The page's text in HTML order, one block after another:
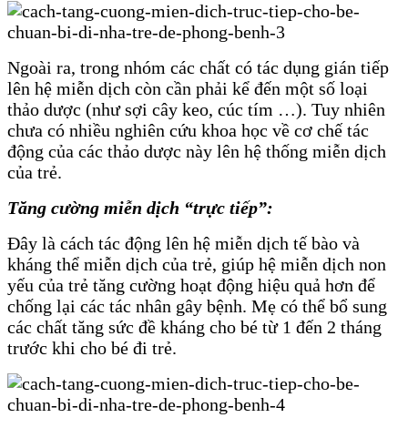
Ngoài ra, trong nhóm các chất có tác dụng gián tiếp
lên hệ miễn dịch còn cần phải kể đến một số loại
thảo dược (như sợi cây keo, cúc tím …). Tuy nhiên
chưa có nhiều nghiên cứu khoa học về cơ chế tác
động của các thảo dược này lên hệ thống miễn dịch
của trẻ.
Tăng cường miễn dịch “trực tiếp”:
Đây là cách tác động lên hệ miễn dịch tế bào và
kháng thể miễn dịch của trẻ, giúp hệ miễn dịch non
yếu của trẻ tăng cường hoạt động hiệu quả hơn để
chống lại các tác nhân gây bệnh. Mẹ có thể bổ sung
các chất tăng sức đề kháng cho bé từ 1 đến 2 tháng
trước khi cho bé đi trẻ.